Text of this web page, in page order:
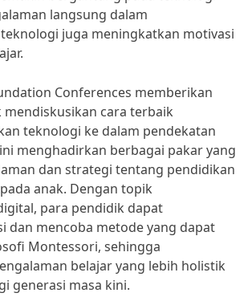
langsung dalam
juga meningkatkan motivasi
Conferences memberikan
cara terbaik
teknologi ke dalam pendekatan
menghadirkan berbagai pakar yang
dan strategi tentang pendidikan
anak. Dengan topik
para pendidik dapat
dan mencoba metode yang dapat
Montessori, sehingga
belajar yang lebih holistik
generasi masa kini.